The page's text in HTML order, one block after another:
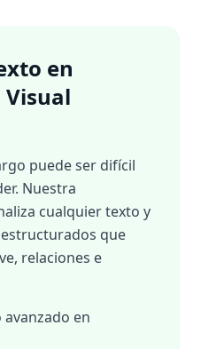
en
puede ser difícil
Nuestra
cualquier texto y
que
relaciones e
en